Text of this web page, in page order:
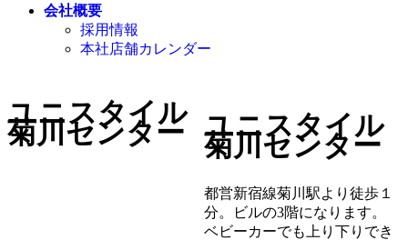
会社概要
採用情報
本社店舗カレンダー
ユニスタイル
菊川センター ユニスタイル
菊川センター
都営新宿線菊川駅より徒歩１
分。ビルの3階になります。
ベビーカーでも上り下りでき